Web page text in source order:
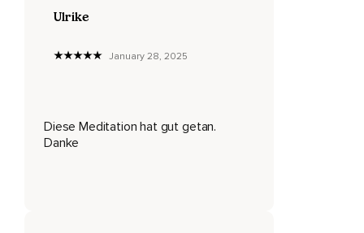
gesamten Körper ausbreitet.
Du spürst tiefen inneren Frieden,
Ulrike
January 28, 2025
Diese Meditation hat gut getan.
Danke